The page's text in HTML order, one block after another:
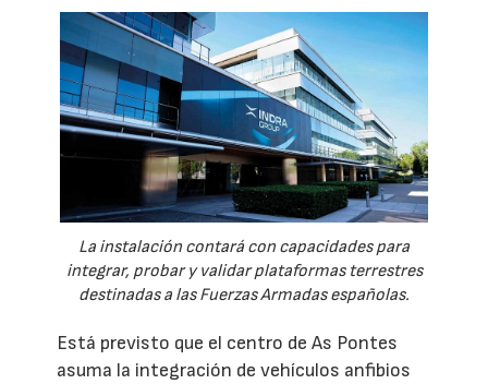
La instalación contará con capacidades para
integrar, probar y validar plataformas terrestres
destinadas a las Fuerzas Armadas españolas.
Está previsto que el centro de As Pontes
asuma la integración de vehículos anfibios